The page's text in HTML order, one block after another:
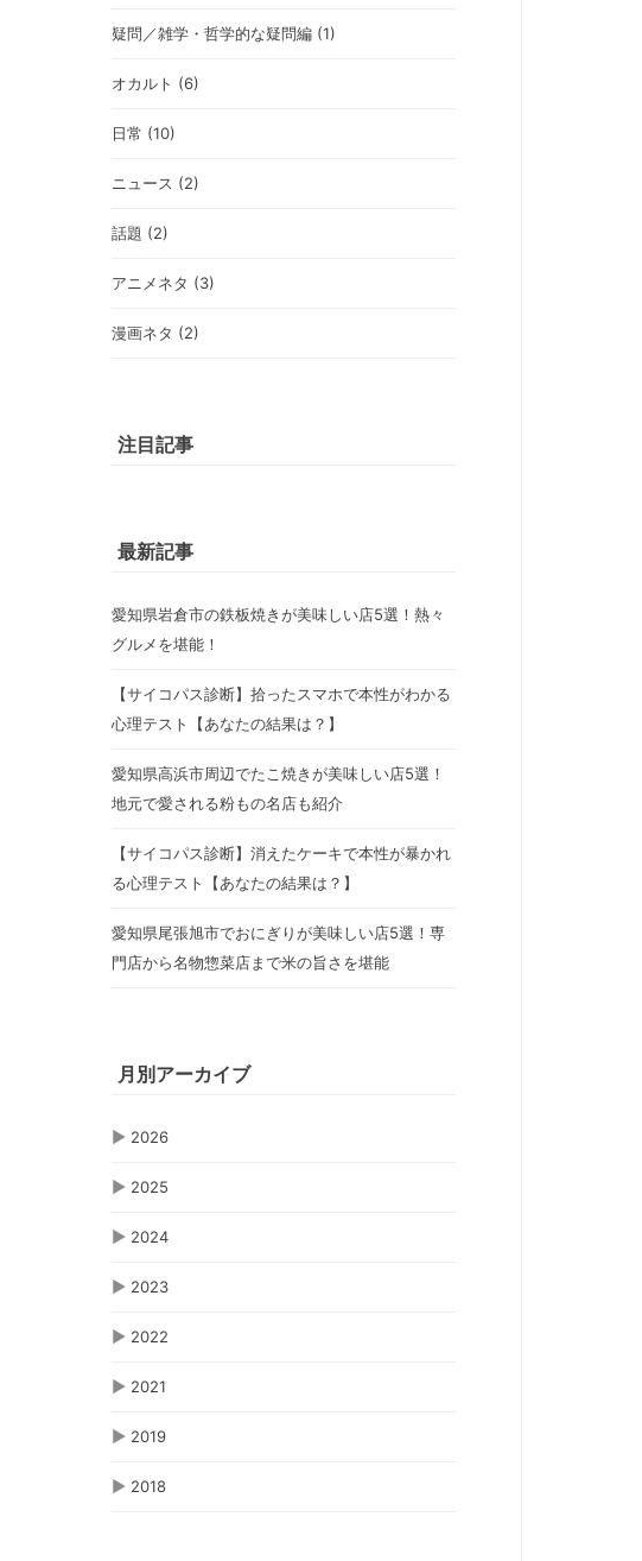
疑問／雑学・哲学的な疑問編 (1)
オカルト (6)
日常 (10)
ニュース (2)
話題 (2)
アニメネタ (3)
漫画ネタ (2)
注目記事
最新記事
愛知県岩倉市の鉄板焼きが美味しい店5選！熱々
グルメを堪能！
【サイコパス診断】拾ったスマホで本性がわかる
心理テスト【あなたの結果は？】
愛知県高浜市周辺でたこ焼きが美味しい店5選！
地元で愛される粉もの名店も紹介
【サイコパス診断】消えたケーキで本性が暴かれ
る心理テスト【あなたの結果は？】
愛知県尾張旭市でおにぎりが美味しい店5選！専
門店から名物惣菜店まで米の旨さを堪能
月別アーカイブ
▶ 2026
▶ 2025
▶ 2024
▶ 2023
▶ 2022
▶ 2021
▶ 2019
▶ 2018